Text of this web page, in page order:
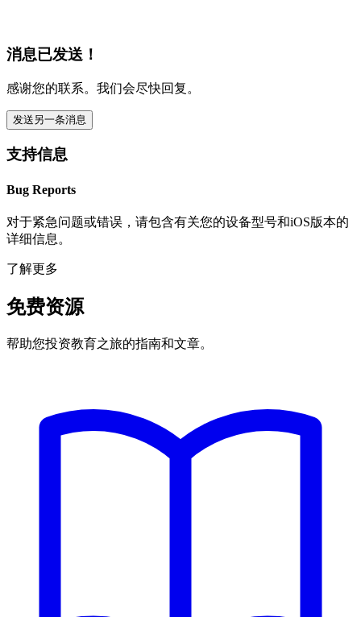
消息已发送！
感谢您的联系。我们会尽快回复。
发送另一条消息
支持信息
Bug Reports
对于紧急问题或错误，请包含有关您的设备型号和iOS版本的
详细信息。
了解更多
免费资源
帮助您投资教育之旅的指南和文章。